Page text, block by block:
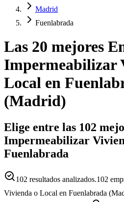
Madrid
Fuenlabrada
Las 20 mejores
Impermeabilizar
Local en
(Madrid)
Elige entre las 102
Impermeabilizar
Fuenlabrada
102 resultados analizados.102
Vivienda o Local en Fuenlabrada